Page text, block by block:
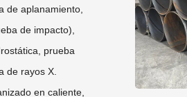
de aplanamiento,
de impacto),
prueba
de rayos X.
en caliente,